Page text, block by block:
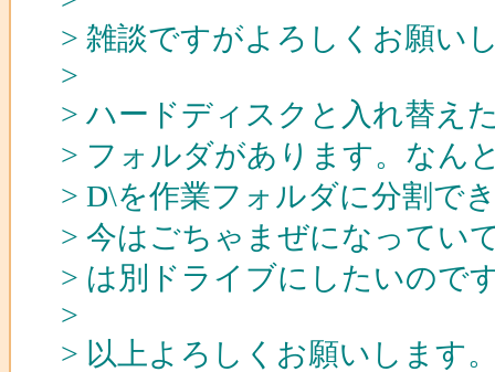
> 雑談ですがよろしくお願い
>
> ハードディスクと入れ替え
> フォルダがあります。な
> D\を作業フォルダに分割で
> 今はごちゃまぜになってい
> は別ドライブにしたいので
>
> 以上よろしくお願いします